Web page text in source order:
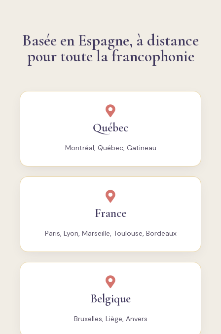
Basée en Espagne, à distance
pour toute la francophonie
Québec
Montréal, Québec, Gatineau
France
Paris, Lyon, Marseille, Toulouse, Bordeaux
Belgique
Bruxelles, Liège, Anvers